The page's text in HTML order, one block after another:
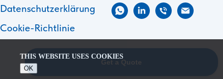
THIS WEBSITE USES COOKIES
OK
Get a Quote
Datenschutzerklärung
Cookie-Richtlinie